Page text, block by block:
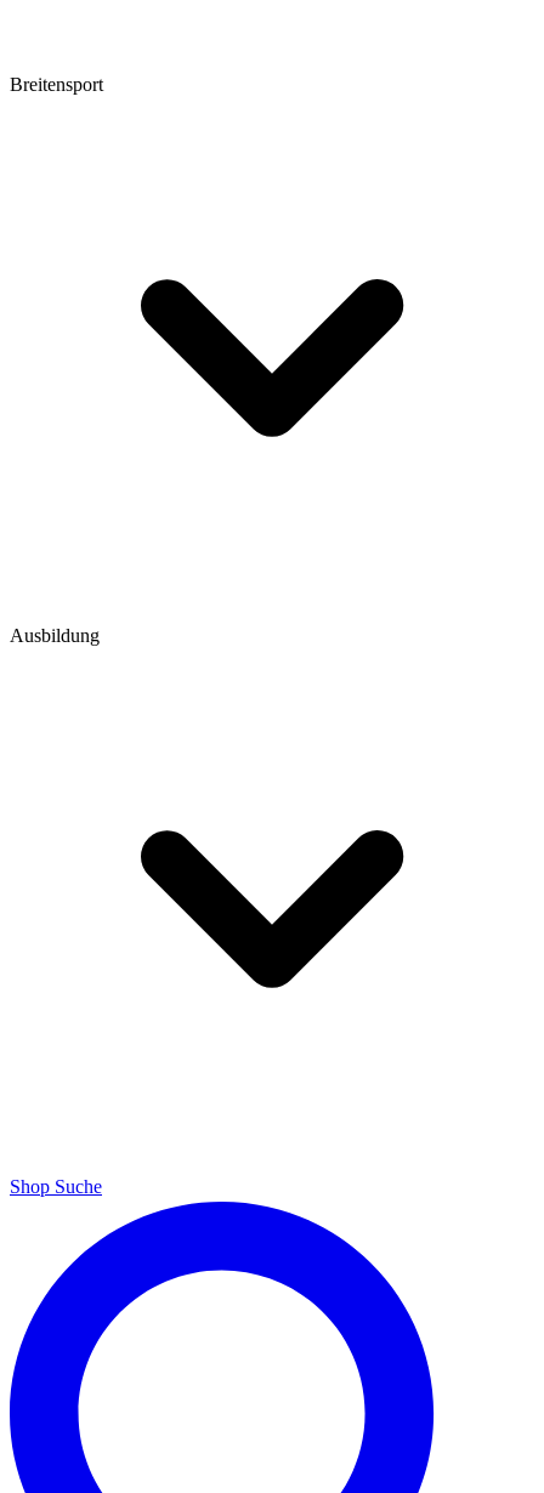
Breitensport
Ausbildung
Shop Suche